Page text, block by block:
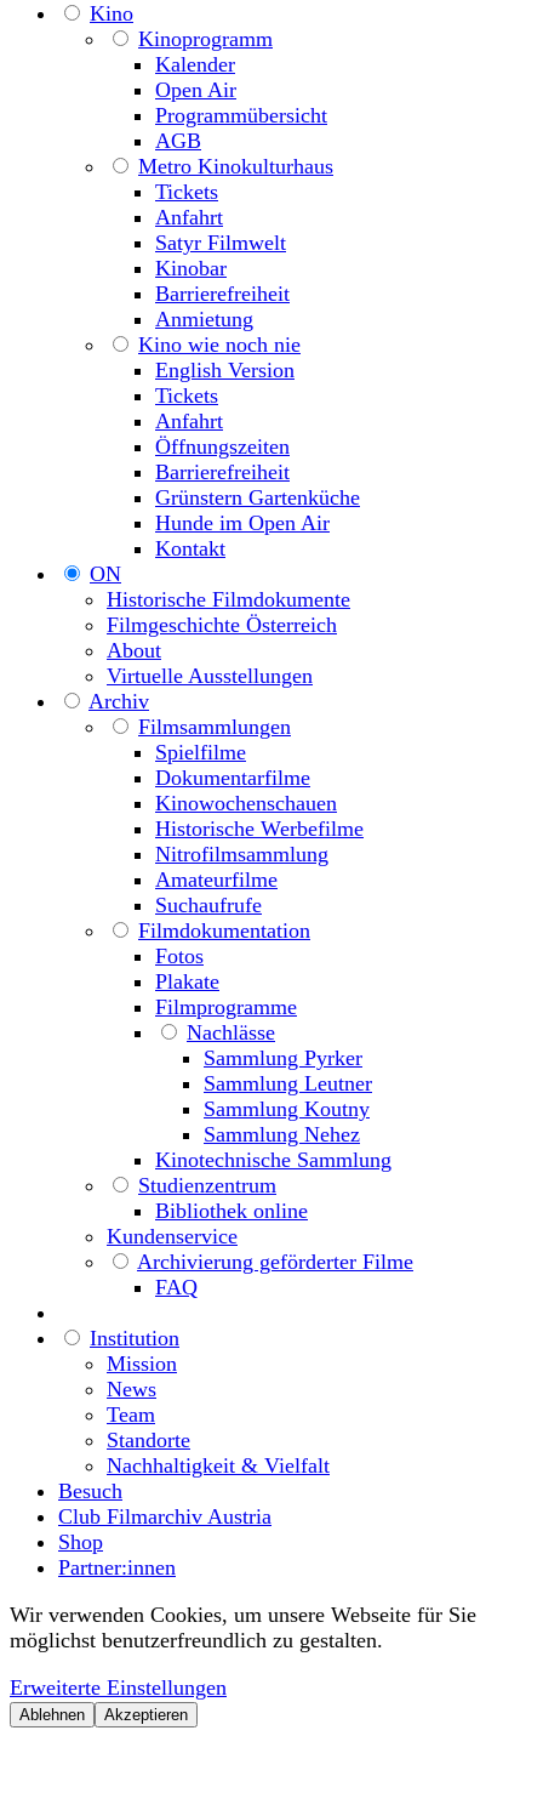
Kino
Kinoprogramm
Kalender
Open Air
Programmübersicht
AGB
Metro Kinokulturhaus
Tickets
Anfahrt
Satyr Filmwelt
Kinobar
Barrierefreiheit
Anmietung
Kino wie noch nie
English Version
Tickets
Anfahrt
Öffnungszeiten
Barrierefreiheit
Grünstern Gartenküche
Hunde im Open Air
Kontakt
ON
Historische Filmdokumente
Filmgeschichte Österreich
About
Virtuelle Ausstellungen
Archiv
Filmsammlungen
Spielfilme
Dokumentarfilme
Kinowochenschauen
Historische Werbefilme
Nitrofilmsammlung
Amateurfilme
Suchaufrufe
Filmdokumentation
Fotos
Plakate
Filmprogramme
Nachlässe
Sammlung Pyrker
Sammlung Leutner
Sammlung Koutny
Sammlung Nehez
Kinotechnische Sammlung
Studienzentrum
Bibliothek online
Kundenservice
Archivierung geförderter Filme
FAQ
Institution
Mission
News
Team
Standorte
Nachhaltigkeit & Vielfalt
Besuch
Club Filmarchiv Austria
Shop
Partner:innen
Wir verwenden Cookies, um unsere Webseite für Sie
möglichst benutzerfreundlich zu gestalten.
Erweiterte Einstellungen
Ablehnen Akzeptieren